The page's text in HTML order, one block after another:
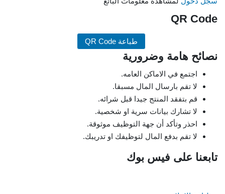
QR Code
طباعة QR Code
نصائح هامة وضرورية
اجتمع في الاماكن العامه.
لا تقم بارسال المال مسبقا.
قم بتفقد المنتج جيدا قبل شرائه.
لا تشارك بيانات سرية او شخصية.
احذر وتأكد أن جهة التوظيف موثوقة.
لا تقم بدفع المال لتوظيفك او تدريبك.
تابعنا على فيس بوك